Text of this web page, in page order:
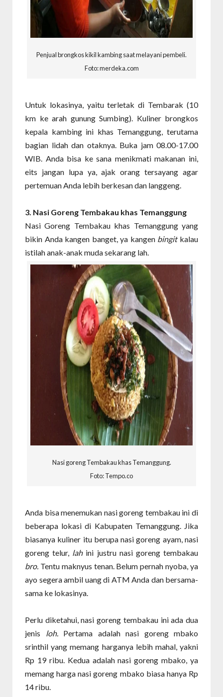
Penjual brongkos kikil kambing saat melayani pembeli.
Foto: merdeka.com
Untuk lokasinya, yaitu terletak di Tembarak (10
km ke arah gunung Sumbing). Kuliner brongkos
kepala kambing ini khas Temanggung, terutama
bagian lidah dan otaknya. Buka jam 08.00-17.00
WIB. Anda bisa ke sana menikmati makanan ini,
eits jangan lupa ya, ajak orang tersayang agar
pertemuan Anda lebih berkesan dan langgeng.
3. Nasi Goreng Tembakau khas Temanggung
Nasi Goreng Tembakau khas Temanggung yang
bikin Anda kangen banget, ya kangen bingitkalau
istilah anak-anak muda sekarang lah.
Nasi goreng Tembakau khas Temanggung.
Foto: Tempo.co
Anda bisa menemukan nasi goreng tembakau ini di
beberapa lokasi di Kabupaten Temanggung. Jika
biasanya kuliner itu berupa nasi goreng ayam, nasi
goreng telur, lahini justru nasi goreng tembakau
bro. Tentu maknyus tenan. Belum pernah nyoba, ya
ayo segera ambil uang di ATM Anda dan bersama-
sama ke lokasinya.
Perlu diketahui, nasi goreng tembakau ini ada dua
jenis loh.Pertama adalah nasi goreng mbako
srinthil yang memang harganya lebih mahal, yakni
Rp 19 ribu. Kedua adalah nasi goreng mbako, ya
memang harga nasi goreng mbako biasa hanya Rp
14 ribu.